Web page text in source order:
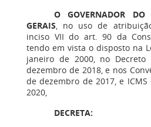
O GOVERNADOR
GERAIS, no uso de
inciso VII do art. 90 da
tendo em vista o disposto na
janeiro de 2000, no
dezembro de 2018, e nos
de dezembro de 2017, e
2020,
DECRETA: